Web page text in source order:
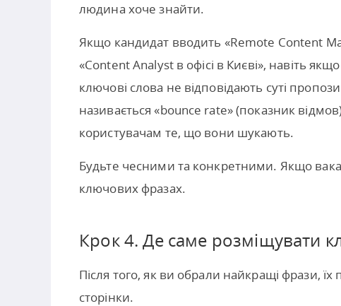
людина хоче знайти.
Якщо кандидат вводить «Remote Content
«Content Analyst в офісі в Києві», навіть
ключові слова не відповідають суті
називається «bounce rate» (показник
користувачам те, що вони шукають.
Будьте чесними та конкретними. Якщо
ключових фразах.
Крок 4. Де саме розміщувати
Після того, як ви обрали найкращі фрази,
сторінки.